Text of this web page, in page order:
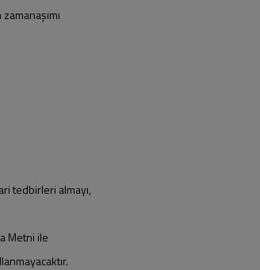
tedbirleri almayı,
Metni ile